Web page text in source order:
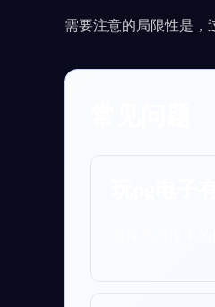
需要注意的局限性是，